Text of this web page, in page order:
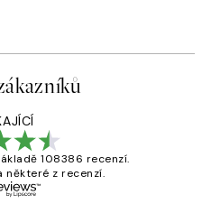
108386 recenzí.
některé z recenzí.